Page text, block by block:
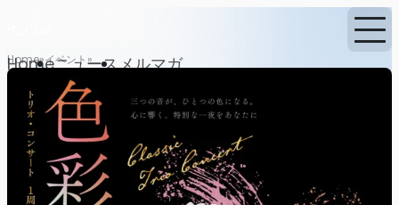
Homeニュースメルマガ
Home イベント